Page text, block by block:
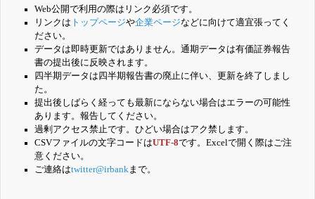
Web公開で利用の際はリンク必須です。
リンクは トップページや企業ページなどに向けて適宜張ってく
ださい。
データは即時更新ではありません。通期データは有価証券報告
書の提出後に反映されます。
四半期データは四半期報告書の廃止に伴い、更新を終了しまし
た。
提出後しばらく経っても最新にならない場合はエラーの可能性
あります。報告してください。
過剰アクセス禁止です。ひどい場合はアク禁します。
CSVファイルの文字コードはUTF-8です。Excelで開く際はご注
意ください。
ご連絡はtwitter@irbankまで。